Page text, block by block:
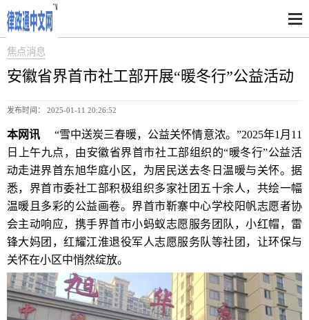
焦点消息
安徽省界首市社工部开展“暖冬行”公益活动
发布时间： 2025-01-11 20:26:52
本网讯 “雪中送炭三春暖，公益关怀情意浓。”2025年1月11
日上午九点，由安徽省界首市社工部组织的“暖冬行”公益活
动走进界首东旭华庭小区，为居民送去冬日温暖与关怀。据
悉，界首市委社工部积极组织多家社团五十余人，共绘一幅
温暖且多彩的公益画卷。界首市靳寨中心学校阳帆志愿者协
会主动响应，携手界首市小蚂蚁志愿服务团队，小红帽，雷
锋大妈团，红耀江淮退役军人志愿服务队等社团，让环保与
关怀在小区中悄然绽放。